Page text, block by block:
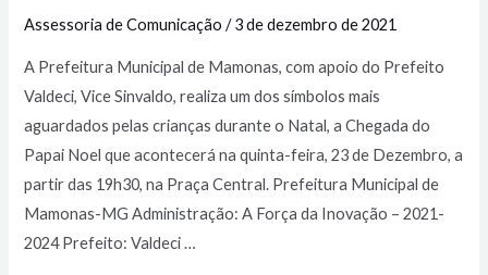
Assessoria de Comunicação /3 de dezembro de 2021
A Prefeitura Municipal de Mamonas, com apoio do Prefeito
Valdeci, Vice Sinvaldo, realiza um dos símbolos mais
aguardados pelas crianças durante o Natal, a Chegada do
Papai Noel que acontecerá na quinta-feira, 23 de Dezembro, a
partir das 19h30, na Praça Central. Prefeitura Municipal de
Mamonas-MG Administração: A Força da Inovação – 2021-
2024 Prefeito: Valdeci …